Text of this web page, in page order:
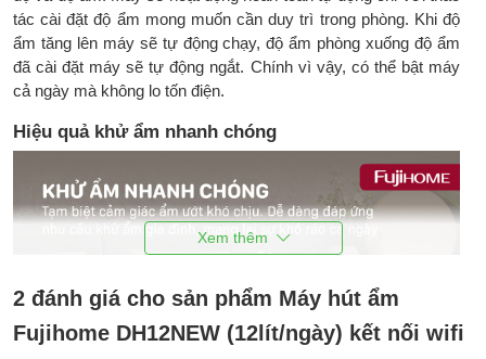
tác cài đặt độ ẩm mong muốn cần duy trì trong phòng. Khi độ
ẩm tăng lên máy sẽ tự động chạy, độ ẩm phòng xuống độ ẩm
đã cài đặt máy sẽ tự động ngắt. Chính vì vậy, có thể bật máy
cả ngày mà không lo tốn điện.
Hiệu quả khử ẩm nhanh chóng
2 đánh giá cho sản phẩm Máy hút ẩm
Fujihome DH12NEW (12lít/ngày) kết nối wifi